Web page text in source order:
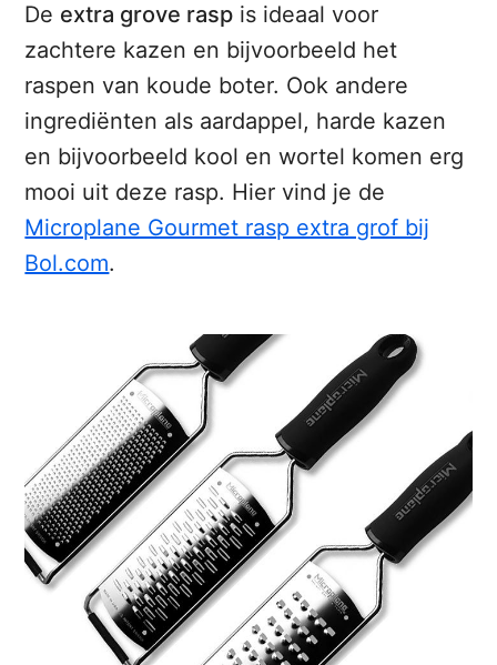
De extra grove rasp is ideaal voor
zachtere kazen en bijvoorbeeld het
raspen van koude boter. Ook andere
ingrediënten als aardappel, harde kazen
en bijvoorbeeld kool en wortel komen erg
mooi uit deze rasp. Hier vind je de
Microplane Gourmet rasp extra grof bij
Bol.com.